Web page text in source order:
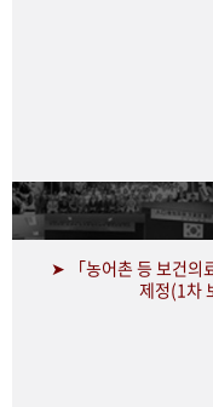
➤ 「농어촌 등 보건의
제정(1차